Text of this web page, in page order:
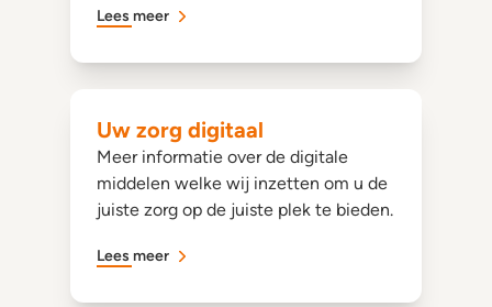
Lees meer
Uw zorg digitaal
Meer informatie over de digitale
middelen welke wij inzetten om u de
juiste zorg op de juiste plek te bieden.
Lees meer